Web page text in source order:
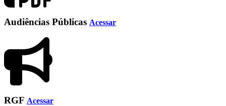
Audiências Públicas Acessar
RGF Acessar